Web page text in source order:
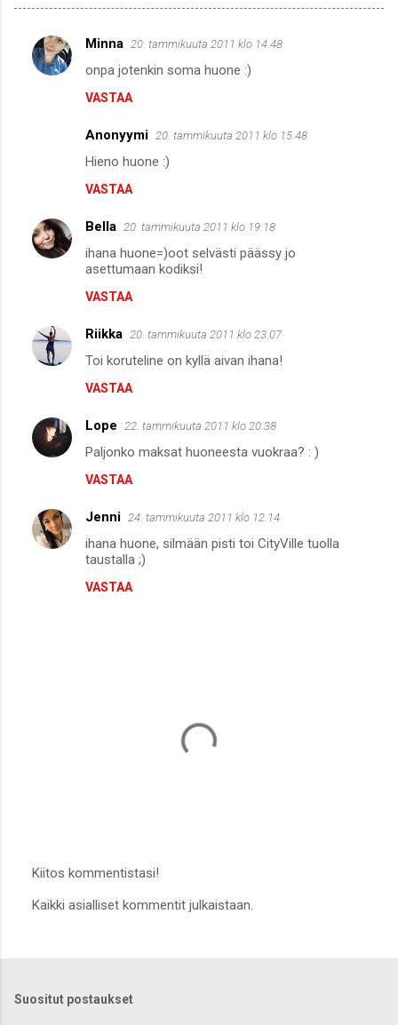
K
o
i
t
Minna 20. tammikuuta 2011 klo 14.48
onpa jotenkin soma huone :)
VASTAA
Anonyymi 20. tammikuuta 2011 klo 15.48
Hieno huone :)
VASTAA
Bella 20. tammikuuta 2011 klo 19.18
ihana huone=)oot selvästi päässy jo
asettumaan kodiksi!
VASTAA
Riikka 20. tammikuuta 2011 klo 23.07
Toi koruteline on kyllä aivan ihana!
VASTAA
Lope 22. tammikuuta 2011 klo 20.38
Paljonko maksat huoneesta vuokraa? : )
VASTAA
Jenni 24. tammikuuta 2011 klo 12.14
ihana huone, silmään pisti toi CityVille tuolla
taustalla ;)
VASTAA
ä
o
Kiitos kommentistasi!
Kaikki asialliset kommentit julkaistaan.
Suositut postaukset